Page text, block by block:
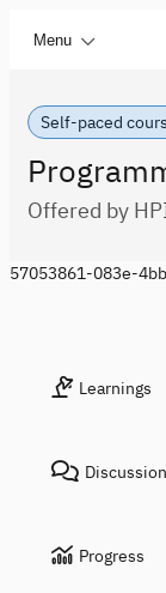
Menu
Self-paced
Offered by
57053861-083e-
Learnings
Progress